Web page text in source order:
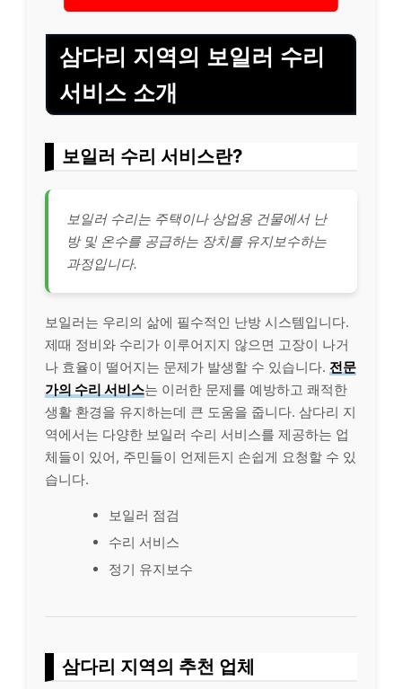
삼다리 지역의 보일러 수리
서비스 소개
보일러 수리 서비스란?
보일러 수리는 주택이나 상업용 건물에서 난
방 및 온수를 공급하는 장치를 유지보수하는
과정입니다.
보일러는 우리의 삶에 필수적인 난방 시스템입니다.
제때 정비와 수리가 이루어지지 않으면 고장이 나거
나 효율이 떨어지는 문제가 발생할 수 있습니다. 전문
가의 수리 서비스는 이러한 문제를 예방하고 쾌적한
생활 환경을 유지하는데 큰 도움을 줍니다. 삼다리 지
역에서는 다양한 보일러 수리 서비스를 제공하는 업
체들이 있어, 주민들이 언제든지 손쉽게 요청할 수 있
습니다.
보일러 점검
수리 서비스
정기 유지보수
삼다리 지역의 추천 업체